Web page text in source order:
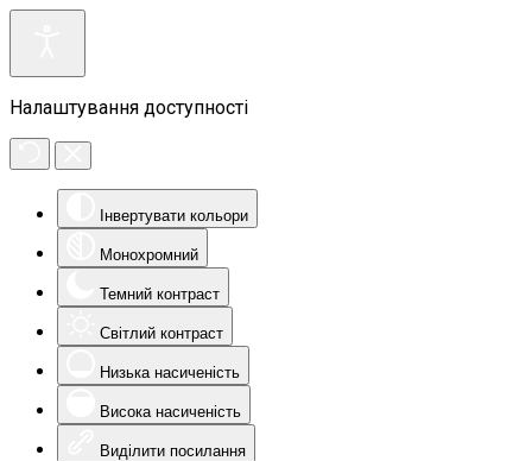
Налаштування доступності
Інвертувати кольори
Монохромний
Темний контраст
Світлий контраст
Низька насиченість
Висока насиченість
Виділити посилання